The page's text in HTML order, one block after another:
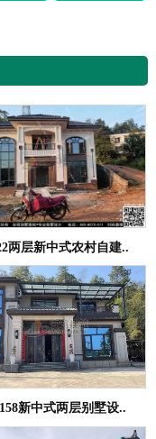
两层新中式农村自建..
新中式两层别墅设..